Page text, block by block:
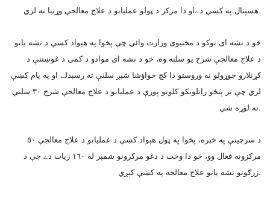
هسپتال په کښې دےاو دا مرکز د ټولو عمليانو د علاج معالجې وړتيا نه لري.
خو د نشه اى توکو د مخنيوى وزارت وائي چې پخوا په هېواد کښې د نشه يانو
د علاج معالجې شرح يو سلنه وه، خو د نشه اى موادو د کمى د غوښتنې د
کړنلارو جوړولو نه وروستو دا کچ خواؤشا شپږ سلنې ته رسېدلے او په پام کښې
لري چې تر پنځو راتلونکو کلونو پورې د عمليانو د علاج معالجې شرح ٣٠ سلنې
ته لوړه شي.
د سرچينې په خبره، پخوا په ټول هېواد کښې د عمليانو د علاج معالجې ٥٠
مرکزونه فعال وو، خو دا وخت د دغو مرکزونو شمېر له ١٦٠ زيات دے چې د
زرګونو نشه يانو علاج معالجه په کښې کېږي.